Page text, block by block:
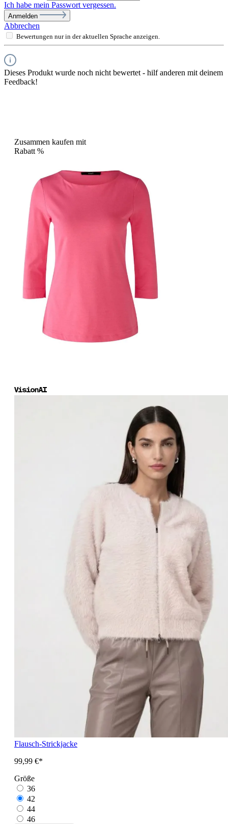
Ich habe mein Passwort vergessen.
Anmelden
Abbrechen
Bewertungen nur in der aktuellen Sprache anzeigen.
Dieses Produkt wurde noch nicht bewertet - hilf anderen mit deinem
Feedback!
Zusammen kaufen mit
Rabatt %
Flausch-Strickjacke
99,99 €*
Größe
36
42
44
46